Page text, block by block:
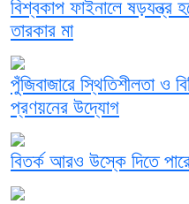
বিশ্বকাপ ফাইনালে ষড়যন্ত্র
তারকার মা
পুঁজিবাজারে স্থিতিশীলতা ও
প্রণয়নের উদ্যোগ
বিতর্ক আরও উস্কে দিতে পারে